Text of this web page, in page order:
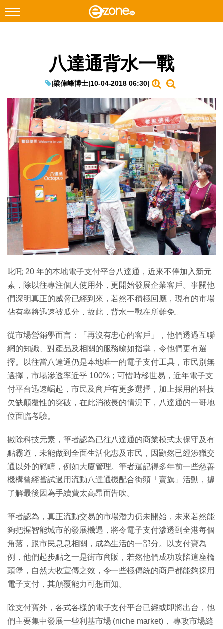
Instagram
網絡生活
遊戲動漫
教學評測
EduTech
IT Times
生成式AI與雲端應用
Enterprise Digital Transformation
特集
八達通背水一戰
|梁偉峰博士|10-04-2018 06:30|
叱吒 20 年的本地電子支付平台八達通，近來不停加入新元
素，除以往專注個人使用外，更開始發展企業客戶。事關他
們深明真正的威脅已經到來，若然不積極回應，現有的市場
佔有率將迅速被瓜分，故此，背水一戰在所難免。
從市場營銷學而言：「再沒有忠心的客戶」，他們透過互聯
網的知識、對產品及相關的服務瞭如指掌，令他們更有選
擇。以往當八達通仍是本地唯一的電子支付工具，市民別無
選擇，市場滲透率近乎 100%；可惜時移世易，近年電子支
付平台迅速崛起，市民及商戶有更多選擇，加上採用的科技
欠缺顛覆性的突破，在此消彼長的情況下，八達通的一哥地
位面臨考驗。
撇除科技元素，筆者認為已往八達通的商業模式太保守及有
點霸道，未能做到全面生活化惠及市民，因顯然已經涉獵交
通以外的範疇，例如大廈管理。筆者還記得多年前一些慈善
機構曾經嘗試過用流動八達通機配合街頭「賣旗」活動，據
了解最後因為手續費太高昂而告吹。
筆者認為，真正流動交易的市場潛力仍未開始，未來若然能
夠把握智能城市的發展機遇，將令電子支付滲透到全港每個
角落，跟市民息息相關，成為生活的一部分。以支付寶為
例，他們起步點之一是街市商販，若然他們成功攻陷這座橋
頭堡，自然大收宣傳之效，令一些極傳統的商戶都能夠採用
電子支付，其顛覆能力可想而知。
除支付寶外，各式各樣的電子支付平台已經或即將出台，他
們主要集中發展一些利基市場 (niche market)， 專攻市場縫